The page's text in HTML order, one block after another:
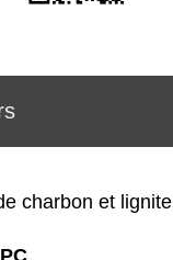
charbon et lignite